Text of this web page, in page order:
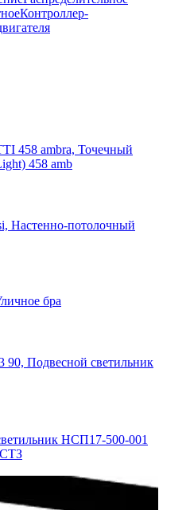
Контроллер-
458 ambra, Точечный
458 amb
Настенно-потолочный
бра
90, Подвесной светильник
НСП17-500-001